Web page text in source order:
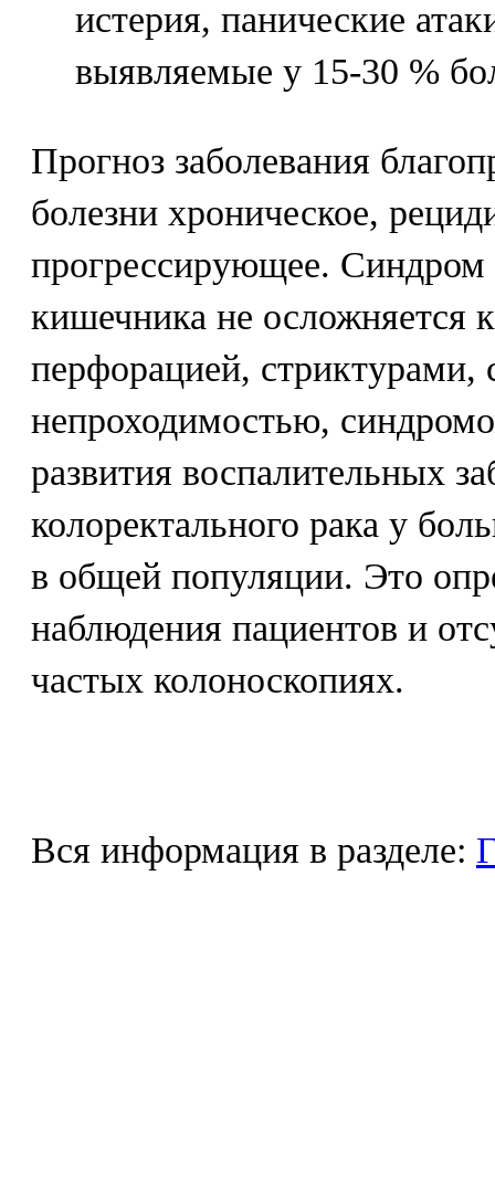
истерия, панические
выявляемые у 15-30 %
Прогноз заболевания
болезни хроническое,
прогрессирующее. Синдром
кишечника не осложняется
перфорацией,
непроходимостью,
развития воспалительных
колоректального рака у
в общей популяции. Это
наблюдения пациентов и
частых колоноскопиях.
Вся информация в разделе: